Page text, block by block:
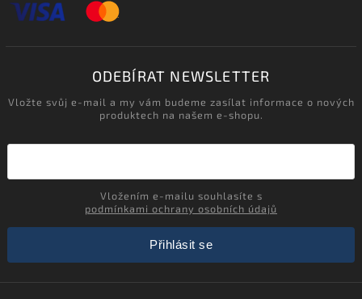
ODEBÍRAT NEWSLETTER
Vložte svůj e-mail a my vám budeme zasílat informace o nových
produktech na našem e-shopu.
podmínkami ochrany osobních údajů
Přihlásit se